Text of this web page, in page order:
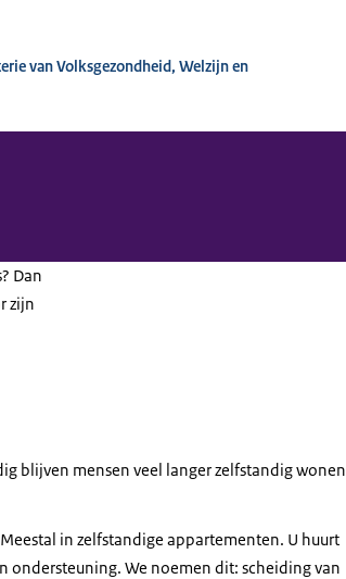
van Volksgezondheid, Welzijn en
Dan
zijn
blijven mensen veel langer zelfstandig wonen
in zelfstandige appartementen. U huurt
ondersteuning. We noemen dit: scheiding van